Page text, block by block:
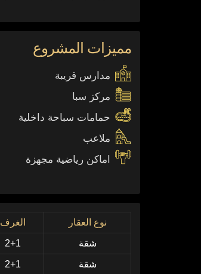
مميزات المشروع
مدارس قريبة
مركز سبا
حمامات سباحة داخلية
ملاعب
اماكن رياضية مجهزة
نوع العقار الغرف
شقة 2+1
شقة 2+1